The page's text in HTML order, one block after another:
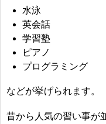
水泳
英会話
学習塾
ピアノ
プログラミング
などが挙げられます。
昔から人気の習い事が